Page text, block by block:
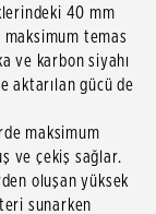
40 mm
temas
ve karbon siyahı
aktarılan gücü de
maksimum
ve çekiş sağlar.
oluşan yüksek
sunarken